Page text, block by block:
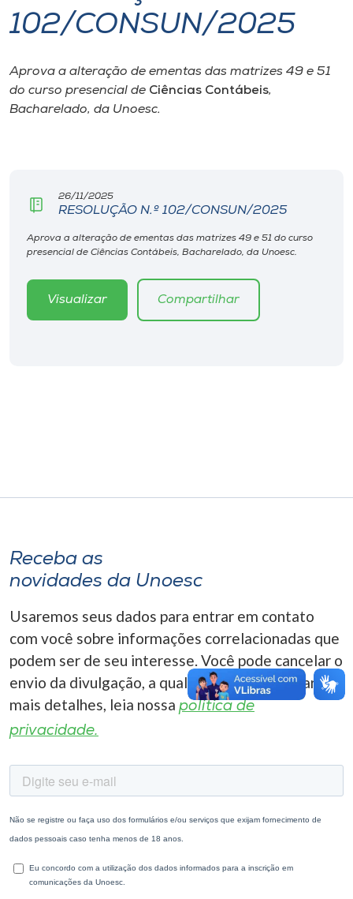
I.nova
Diplomados
Rádio
A+
102/CONSUN/2025
Aprova a alteração de ementas das matrizes 49 e 51
do curso presencial de Ciências Contábeis,
Bacharelado, da Unoesc.
26/11/2025
RESOLUÇÃO N.º 102/CONSUN/2025
Aprova a alteração de ementas das matrizes 49 e 51 do curso
presencial de Ciências Contábeis, Bacharelado, da Unoesc.
Visualizar Compartilhar
Receba as
novidades da Unoesc
Usaremos seus dados para entrar em contato
com você sobre informações correlacionadas que
podem ser de seu interesse. Você pode cancelar o
envio da divulgação, a qualquer momento. Para
mais detalhes, leia nossa política de
privacidade.